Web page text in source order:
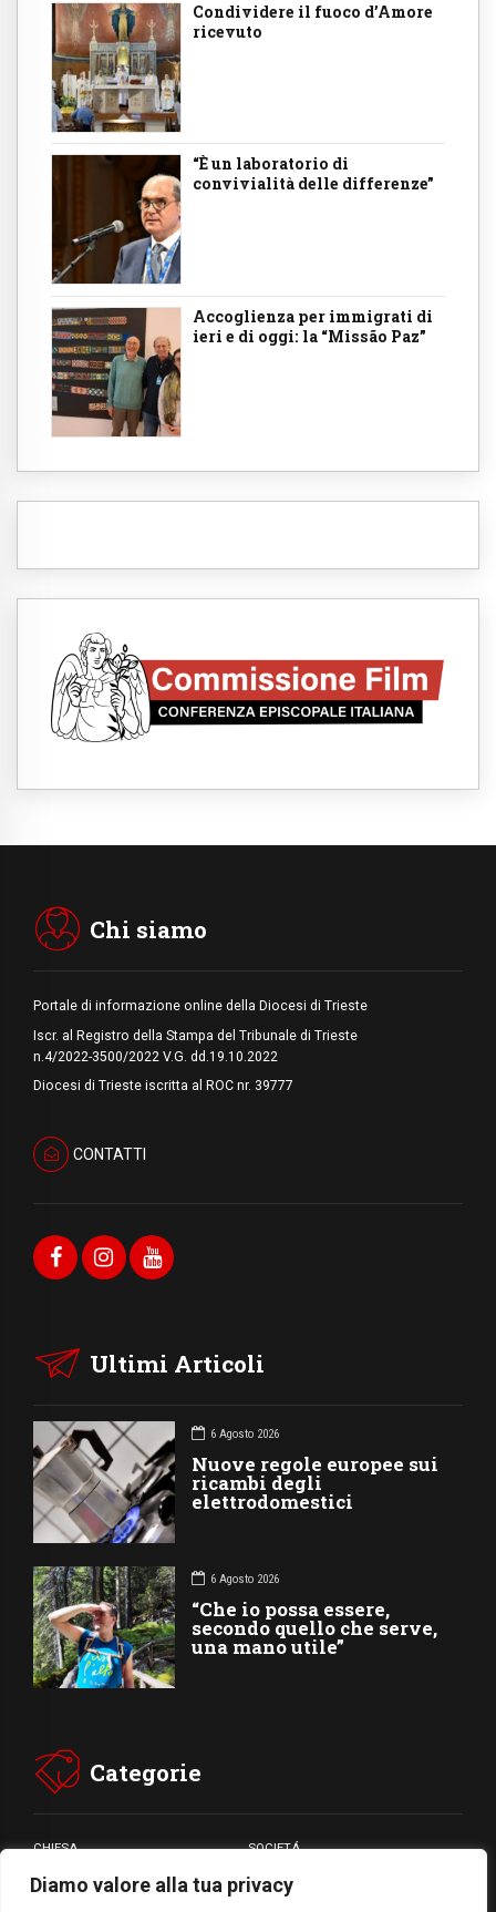
Diamo valore alla tua privacy
Condividere il fuoco d’Amore
ricevuto
“È un laboratorio di
convivialità delle differenze”
Accoglienza per immigrati di
ieri e di oggi: la “Missão Paz”
Chi siamo
Portale di informazione online della Diocesi di Trieste
Iscr. al Registro della Stampa del Tribunale di Trieste
n.4/2022-3500/2022 V.G. dd.19.10.2022
Diocesi di Trieste iscritta al ROC nr. 39777
CONTATTI
Ultimi Articoli
6 Agosto 2026
Nuove regole europee sui
ricambi degli
elettrodomestici
6 Agosto 2026
“Che io possa essere,
secondo quello che serve,
una mano utile”
Categorie
CHIESA SOCIETÁ
CARITÁ GIUBILEO